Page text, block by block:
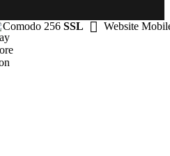
Comodo 256 SSL Website